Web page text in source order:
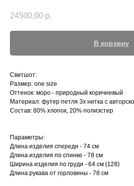
24500,00 р.
В корзину
Свитшот:
Размер: one size
Оттенок: моро - природный коричневый
Материал: футер петля 3х нитка c
Состав: 80% хлопок, 20% полиэстер
Параметры:
Длина изделия спереди - 74 см
Длина изделия по спинке - 78 см
Ширина изделия по груди - 64 см (128)
Длина рукава от горловины - 78 см